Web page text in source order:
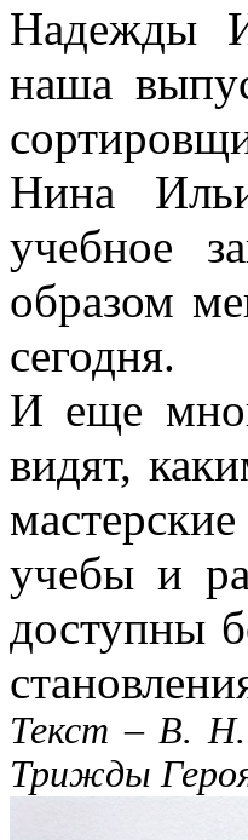
Надежды
наша
Нина
учебное
образом
сегодня.
И еще
видят,
учебы и
доступны
Текст – В. Н.
Трижды